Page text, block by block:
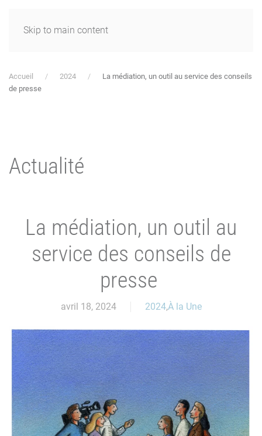
Skip to main content
Accueil 2024
La médiation, un outil au service des conseils
de presse
Actualité
La médiation, un outil au
service des conseils de
presse
avril 18, 2024 2024,À la Une